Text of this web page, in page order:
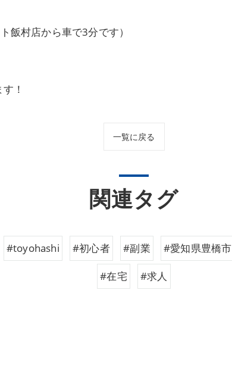
飯村店から車で3分です）
！
一覧に戻る
関連タグ
#toyohashi #初心者 #副業 #愛知県豊橋市
#在宅 #求人